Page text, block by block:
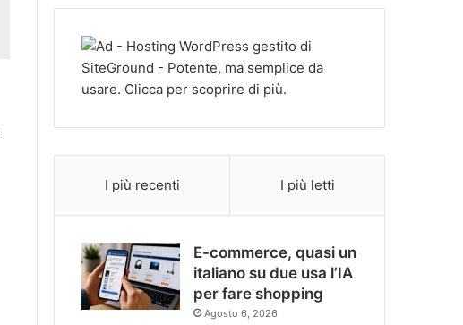
I più recenti I più letti
E-commerce, quasi un
italiano su due usa l’IA
per fare shopping
Agosto 6, 2026